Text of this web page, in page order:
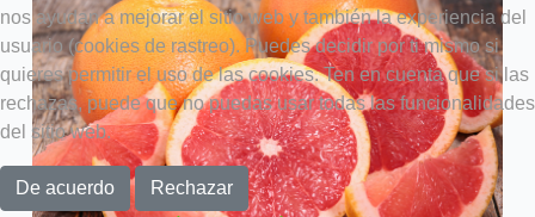
nos ayudan a mejorar el sitio web y también la experiencia del
usuario (cookies de rastreo). Puedes decidir por ti mismo si
quieres permitir el uso de las cookies. Ten en cuenta que si las
rechazas, puede que no puedas usar todas las funcionalidades
del sitio web.
De acuerdo
Rechazar